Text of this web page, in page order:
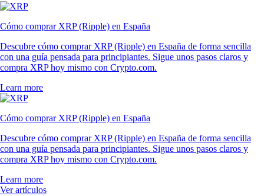
Cómo comprar XRP (Ripple) en España
Descubre cómo comprar XRP (Ripple) en España de forma sencilla
con una guía pensada para principiantes. Sigue unos pasos claros y
compra XRP hoy mismo con Crypto.com.
Learn more
Cómo comprar XRP (Ripple) en España
Descubre cómo comprar XRP (Ripple) en España de forma sencilla
con una guía pensada para principiantes. Sigue unos pasos claros y
compra XRP hoy mismo con Crypto.com.
Learn more
Ver artículos